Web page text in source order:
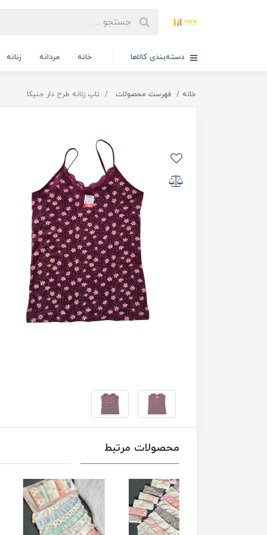
دسته‌بندی کالاها خانه مردانه زنانه
خانه فهرست محصولات تاپ زنانه طرح دار جنیکا
محصولات مرتبط